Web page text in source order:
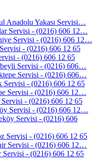
Anadolu Yakası Servisi…
Servisi - (0216) 606 12…
Servisi - (0216) 606 12…
- (0216) 606 12 65
- (0216) 606 12 65
Servisi - (0216) 606…
Servisi - (0216) 606…
Servisi - (0216) 606 12 65
Servisi - (0216) 606 12…
- (0216) 606 12 65
Servisi - (0216) 606 12…
Servisi - (0216) 606
Servisi - (0216) 606 12 65
Servisi - (0216) 606 12…
- (0216) 606 12 65